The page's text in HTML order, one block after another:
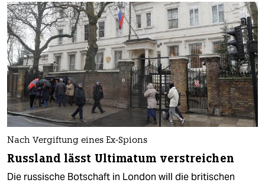
Nach Vergiftung eines Ex-Spions
Russland lässt Ultimatum verstreichen
Die russische Botschaft in London will die britischen